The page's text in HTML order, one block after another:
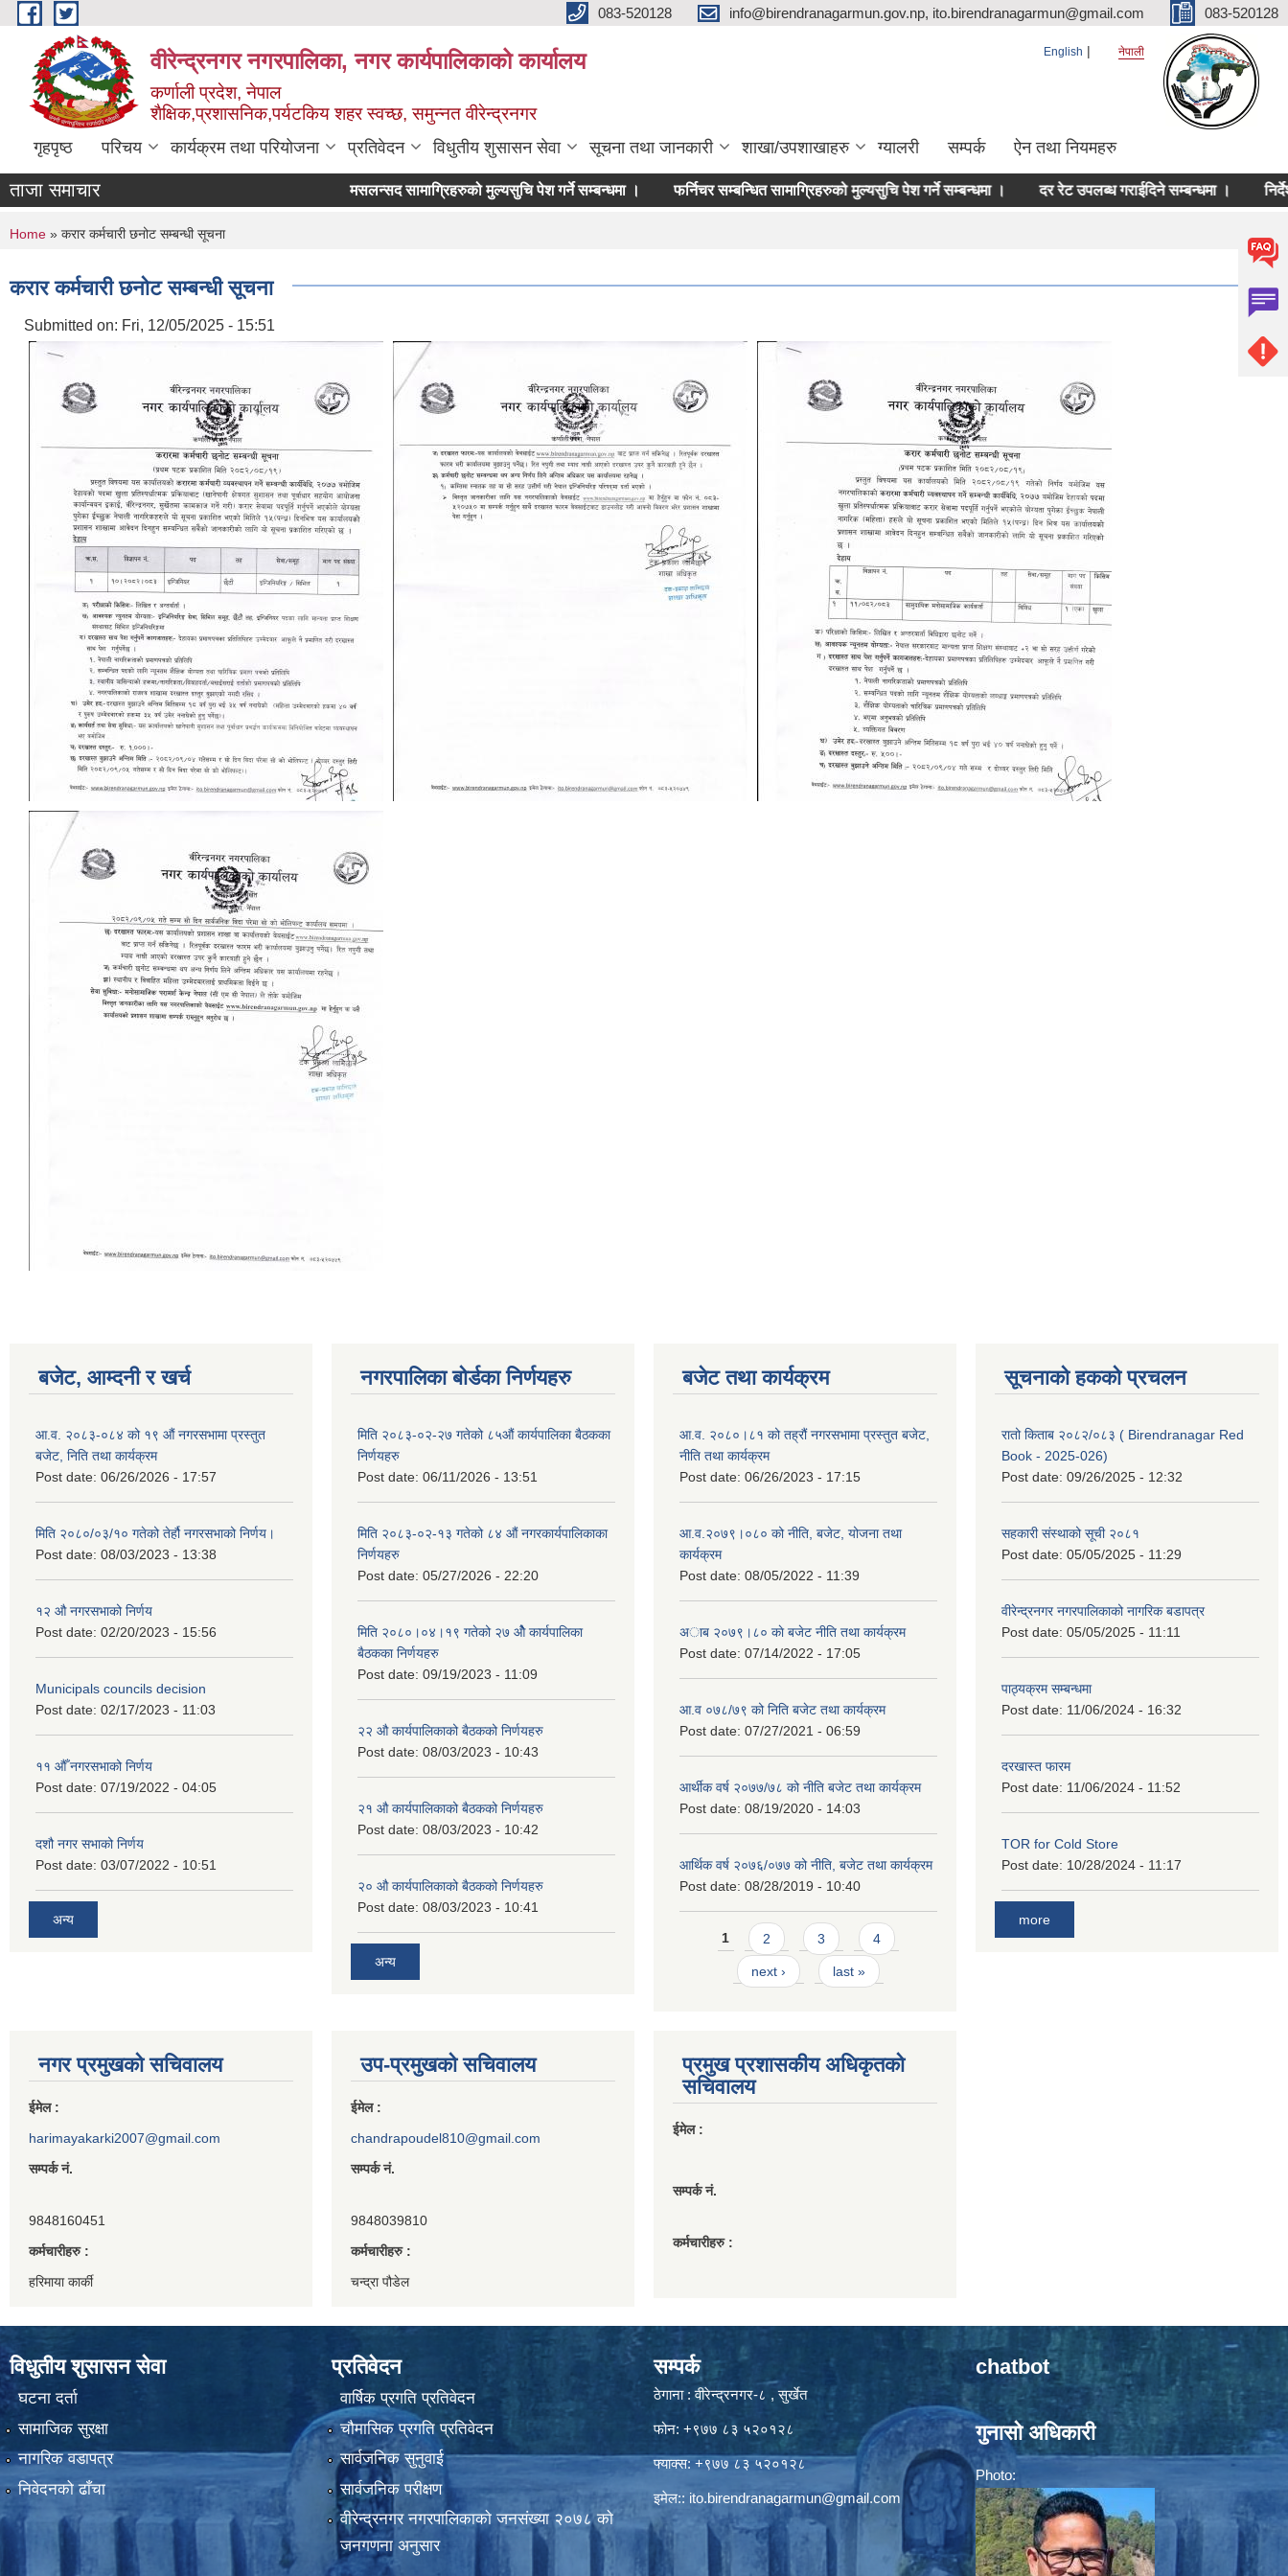
Skip to main content 083-520128 info@birendranagarmun.gov.np, ito.birendranagarmun@gmail.com 083-520128
वीरेन्द्रनगर नगरपालिका, नगर कार्यपालिकाको कार्यालय
कर्णाली प्रदेश, नेपाल
शैक्षिक,प्रशासनिक,पर्यटकिय शहर स्वच्छ, समुन्नत वीरेन्द्रनगर
English नेपाली
गृहपृष्ठ परिचय कार्यक्रम तथा परियोजना प्रतिवेदन विधुतीय शुसासन सेवा सूचना तथा जानकारी शाखा/उपशाखाहरु ग्यालरी सम्पर्क ऐन तथा नियमहरु
ताजा समाचार मसलन्सद सामाग्रिहरुको मुल्यसुचि पेश गर्ने सम्बन्धमा । फर्निचर सम्बन्धित सामाग्रिहरुको मुल्यसुचि पेश गर्ने सम्बन्धमा । दर रेट उपलब्ध गराईदिने सम्बन्धमा । निर्देशन
You are here
Home » करार कर्मचारी छनोट सम्बन्धी सूचना
करार कर्मचारी छनोट सम्बन्धी सूचना
Submitted on: Fri, 12/05/2025 - 15:51
बजेट, आम्दनी र खर्च
आ.व. २०८३-०८४ को १९ औं नगरसभामा प्रस्तुत
बजेट, निति तथा कार्यक्रम
Post date: 06/26/2026 - 17:57
मिति २०८०/०३/१० गतेको तेर्हौ नगरसभाको निर्णय।
Post date: 08/03/2023 - 13:38
१२ औ नगरसभाको निर्णय
Post date: 02/20/2023 - 15:56
Municipals councils decision
Post date: 02/17/2023 - 11:03
११ ‌औँ नगरसभाको निर्णय
Post date: 07/19/2022 - 04:05
दशौ नगर सभाको निर्णय
Post date: 03/07/2022 - 10:51
अन्य
नगरपालिका बोर्डका निर्णयहरु
मिति २०८३-०२-२७ गतेको ८५औं कार्यपालिका बैठकका
निर्णयहरु
Post date: 06/11/2026 - 13:51
मिति २०८३-०२-१३ गतेको ८४ औं नगरकार्यपालिकाका
निर्णयहरु
Post date: 05/27/2026 - 22:20
मिति २०८०।०४।१९ गतेको २७ ‌‍‌ओेै कार्यपालिका
बैठकका निर्णयहरु
Post date: 09/19/2023 - 11:09
२‍२ औ कार्यपालिकाको बैठकको निर्णयहरु
Post date: 08/03/2023 - 10:43
२‍१ औ कार्यपालिकाको बैठकको निर्णयहरु
Post date: 08/03/2023 - 10:42
२‍० औ कार्यपालिकाको बैठकको निर्णयहरु
Post date: 08/03/2023 - 10:41
अन्य
बजेट तथा कार्यक्रम
आ.व. २०८०।८१ को तह्रौं नगरसभामा प्रस्तुत बजेट,
नीति तथा कार्यक्रम
Post date: 06/26/2023 - 17:15
आ.व.२०७९।०८० को नीति, बजेट, योजना तथा
कार्यक्रम
Post date: 08/05/2022 - 11:39
अाब २०७९।८० काे बजेट नीति तथा कार्यक्रम
Post date: 07/14/2022 - 17:05
आ.व ०७८/७९ को निति बजेट तथा कार्यक्रम
Post date: 07/27/2021 - 06:59
आर्थीक वर्ष २०७७/७८ को नीति बजेट तथा कार्यक्रम
Post date: 08/19/2020 - 14:03
आर्थिक वर्ष २०७६/०७७ को नीति, बजेट तथा कार्यक्रम
Post date: 08/28/2019 - 10:40
Pages
1 2 3 4
next › last »
सूचनाको हकको प्रचलन
रातो किताब २०८२/०८३ ( Birendranagar Red
Book - 2025-026)
Post date: 09/26/2025 - 12:32
सहकारी संस्थाको सूची २०८१
Post date: 05/05/2025 - 11:29
वीरेन्द्रनगर नगरपालिकाको नागरिक बडापत्र
Post date: 05/05/2025 - 11:11
पाठ्यक्रम सम्बन्धमा
Post date: 11/06/2024 - 16:32
दरखास्त फारम
Post date: 11/06/2024 - 11:52
TOR for Cold Store
Post date: 10/28/2024 - 11:17
more
नगर प्रमुखको सचिवालय
ईमेल :
harimayakarki2007@gmail.com
सम्पर्क नं.
9848160451
कर्मचारीहरु :
हरिमाया कार्की
उप-प्रमुखको सचिवालय
ईमेल :
chandrapoudel810@gmail.com
सम्पर्क नं.
9848039810
कर्मचारीहरु :
चन्द्रा पौडेल
प्रमुख प्रशासकीय अधिकृतको
सचिवालय
ईमेल :
सम्पर्क नं.
कर्मचारीहरु :
विधुतीय शुसासन सेवा
घटना दर्ता
सामाजिक सुरक्षा
नागरिक वडापत्र
निवेदनको ढाँचा
प्रतिवेदन
वार्षिक प्रगति प्रतिवेदन
चौमासिक प्रगति प्रतिवेदन
सार्वजनिक सुनुवाई
सार्वजनिक परीक्षण
वीरेन्द्रनगर नगरपालिकाकाे जनसंख्या २०७८ काे
जनगणना अनुसार
सम्पर्क
ठेगाना : वीरेन्द्रनगर-८ , सुर्खेत
फोन: +९७७ ८३ ५२०१२८
फ्याक्स: +९७७ ८३ ५२०१२८
इमेल:: ito.birendranagarmun@gmail.com
chatbot
गुनासो अधिकारी
Photo: